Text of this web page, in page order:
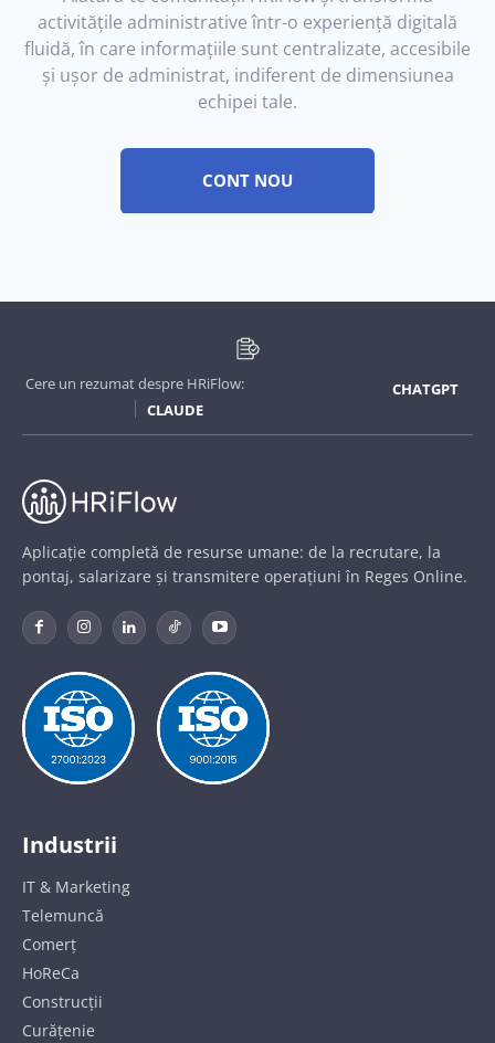
activitățile administrative într-o experiență digitală
fluidă, în care informațiile sunt centralizate, accesibile
și ușor de administrat, indiferent de dimensiunea
echipei tale.
CONT NOU
Cere un rezumat despre HRiFlow:
CHATGPT
CLAUDE
Aplicație completă de resurse umane: de la recrutare, la
pontaj, salarizare și transmitere operațiuni în Reges Online.
Industrii
IT & Marketing
Telemuncă
Comerț
HoReCa
Construcții
Curățenie